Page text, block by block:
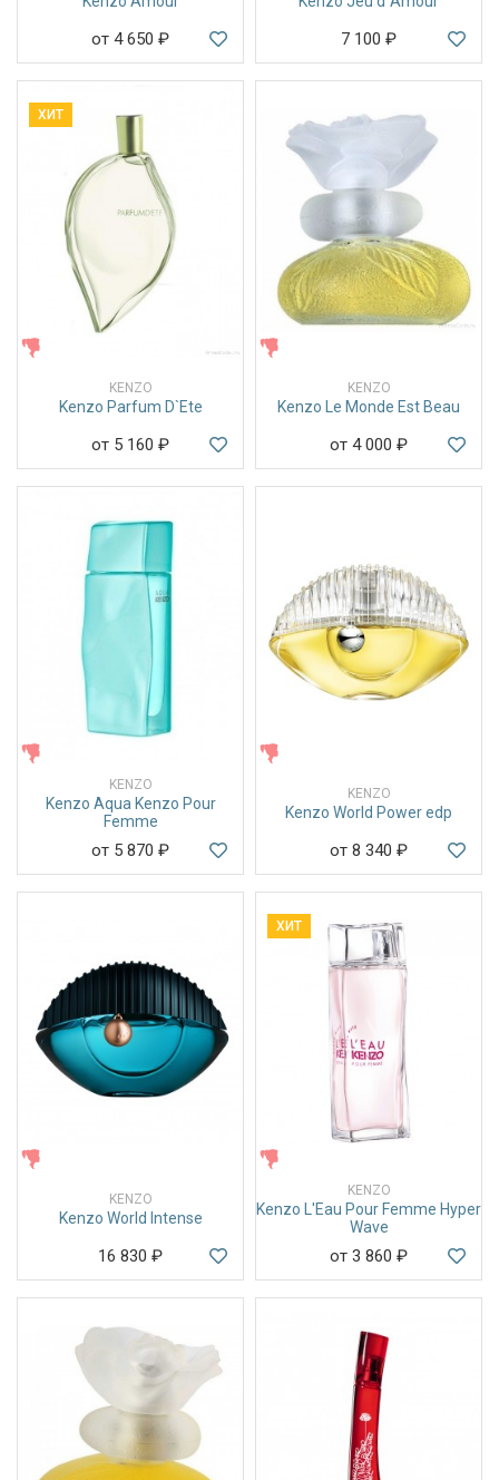
от 4 650 ₽ 7 100 ₽
ХИТ
KENZO
Kenzo Parfum D`Ete
от 5 160 ₽
KENZO
Kenzo Le Monde Est Beau
от 4 000 ₽
KENZO
Kenzo Aqua Kenzo Pour
Femme
от 5 870 ₽
KENZO
Kenzo World Power edp
от 8 340 ₽
KENZO
Kenzo World Intense
16 830 ₽
ХИТ
KENZO
Kenzo L'Eau Pour Femme Hyper
Wave
от 3 860 ₽